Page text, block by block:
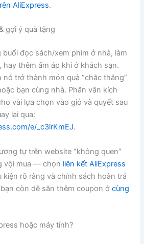
AliExpress.
gợi ý quà tặng
đọc sách/xem phim ở nhà, làm
hay thêm ấm áp khi ở khách sạn.
nó trở thành món quà “chắc thắng”
bạn cùng nhà. Phân vân kích
vài lựa chọn vào giỏ và quyết sau
lại qua:
e/_c3lrKmEJ.
tự trên website “không quen”
vội mua — chọn liên kết AliExpress
kiện rõ ràng và chính sách hoàn trả
còn dễ săn thêm coupon ởcùng
hoặc máy tính?